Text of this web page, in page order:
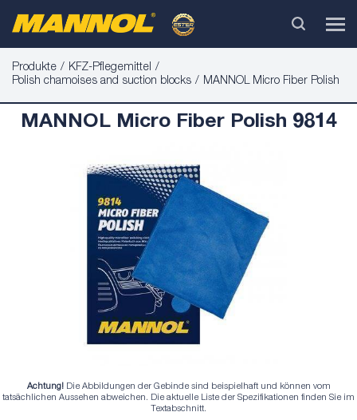
Produkte
KFZ-Pflegemittel
Polish chamoises and suction blocks
MANNOL Micro Fiber Polish
MANNOL Micro Fiber Polish 9814
Achtung! Die Abbildungen der Gebinde sind beispielhaft und können vom
tatsächlichen Aussehen abweichen. Die aktuelle Liste der Spezifikationen finden Sie im
Textabschnitt.